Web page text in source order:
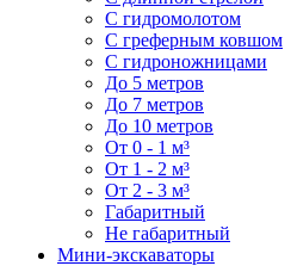
С гидромолотом
С греферным ковшом
С гидроножницами
До 5 метров
До 7 метров
До 10 метров
От 0 - 1 м³
От 1 - 2 м³
От 2 - 3 м³
Габаритный
Не габаритный
Мини-экскаваторы